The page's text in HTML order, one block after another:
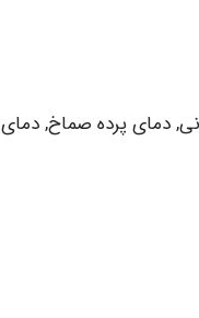
دمای پرده صماخ, دمای